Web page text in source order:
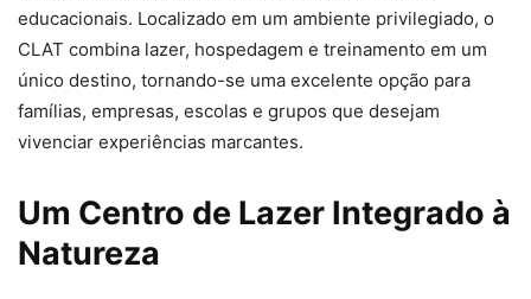
educacionais. Localizado em um ambiente privilegiado, o
CLAT combina lazer, hospedagem e treinamento em um
único destino, tornando-se uma excelente opção para
famílias, empresas, escolas e grupos que desejam
vivenciar experiências marcantes.
Um Centro de Lazer Integrado à
Natureza